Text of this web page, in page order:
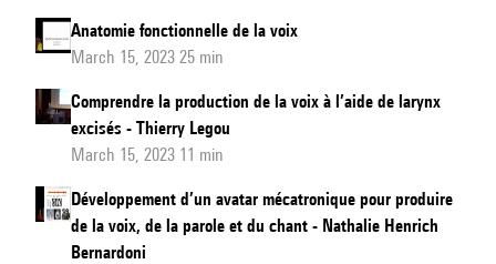
Anatomie fonctionnelle de la voix
March 15, 2023 25 min
Comprendre la production de la voix à l’aide de larynx
excisés - Thierry Legou
March 15, 2023 11 min
Développement d’un avatar mécatronique pour produire
de la voix, de la parole et du chant - Nathalie Henrich
Bernardoni